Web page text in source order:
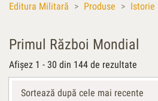
Editura Militară > Produse > Istorie
Primul Război Mondial
Afișez 1 - 30 din 144 de rezultate
după
cele
Sortează după cele mai recente